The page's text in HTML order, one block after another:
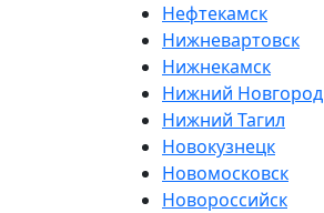
Нефтекамск
Нижневартовск
Нижнекамск
Нижний Новгород
Нижний Тагил
Новокузнецк
Новомосковск
Новороссийск